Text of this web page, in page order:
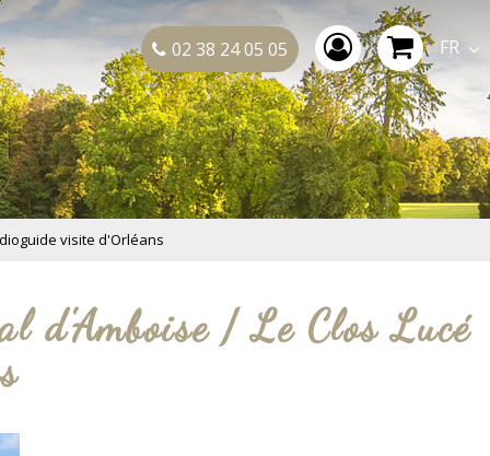
02 38 24 05 05 FR
visite d'Orléans
d'Amboise / Le Clos Lucé